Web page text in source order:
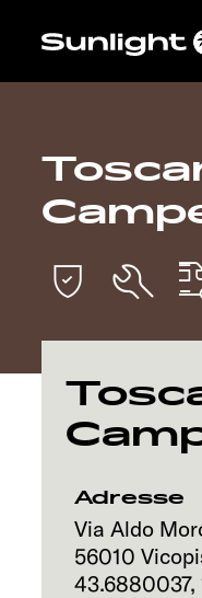
Nos
Nos
Service
Adresse
Via Aldo
56010
43.6880037,